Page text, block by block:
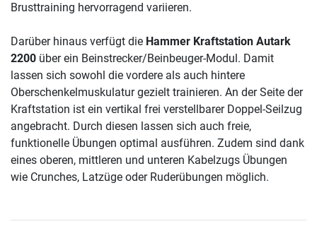
Brusttraining hervorragend variieren.
Darüber hinaus verfügt die Hammer Kraftstation Autark
2200 über ein Beinstrecker/Beinbeuger-Modul. Damit
lassen sich sowohl die vordere als auch hintere
Oberschenkelmuskulatur gezielt trainieren. An der Seite der
Kraftstation ist ein vertikal frei verstellbarer Doppel-Seilzug
angebracht. Durch diesen lassen sich auch freie,
funktionelle Übungen optimal ausführen. Zudem sind dank
eines oberen, mittleren und unteren Kabelzugs Übungen
wie Crunches, Latzüge oder Ruderübungen möglich.